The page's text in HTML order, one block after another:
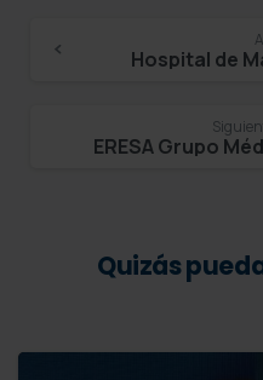
Continue
Reading
Quizás